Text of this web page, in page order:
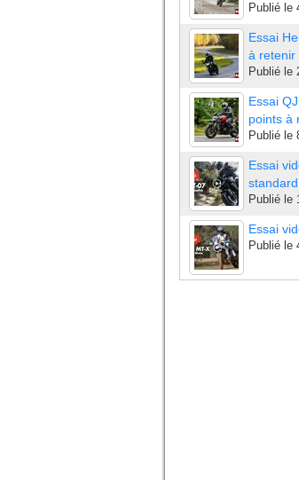
Publié le
Essai
à retenir
Publié le
Essai
points à
Publié le
Essai
Publié le
Essai
Publié le